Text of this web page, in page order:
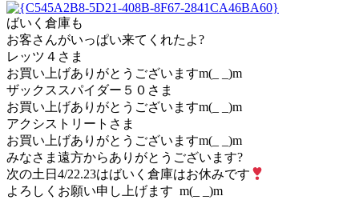
ばいく倉庫も
お客さんがいっぱい来てくれたよ?
レッツ４さま
お買い上げありがとうございますm(_ _)m
ザックススパイダー５０さま
お買い上げありがとうございますm(_ _)m
アクシストリートさま
お買い上げありがとうございますm(_ _)m
みなさま遠方からありがとうございます?
次の土日4/22.23はばいく倉庫はお休みです
よろしくお願い申し上げます m(_ _)m